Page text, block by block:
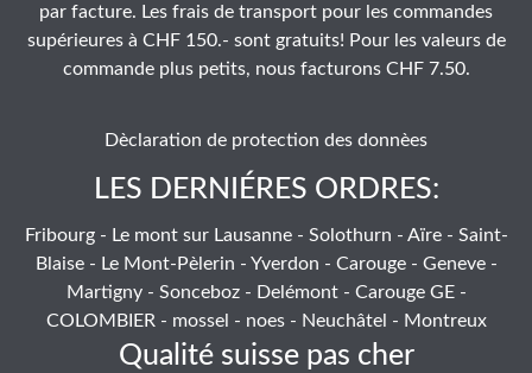
par facture. Les frais de transport pour les commandes
supérieures à CHF 150.- sont gratuits! Pour les valeurs de
commande plus petits, nous facturons CHF 7.50.
Dèclaration de protection des donnèes
LES DERNIÉRES ORDRES:
Fribourg - Le mont sur Lausanne - Solothurn - Aïre - Saint-
Blaise - Le Mont-Pèlerin - Yverdon - Carouge - Geneve -
Martigny - Sonceboz - Delémont - Carouge GE -
COLOMBIER - mossel - noes - Neuchâtel - Montreux
Qualité suisse pas cher